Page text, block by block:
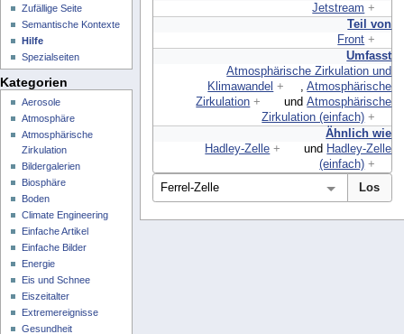
Jetstream +
Teil von
Front +
Umfasst
Atmosphärische Zirkulation und
Klimawandel + ,Atmosphärische
Zirkulation + undAtmosphärische
Zirkulation (einfach) +
Ähnlich wie
Hadley-Zelle + und Hadley-Zelle
(einfach) +
Zufällige Seite
Semantische Kontexte
Hilfe
Spezialseiten
Kategorien
Aerosole
Atmosphäre
Atmosphärische
Zirkulation
Bildergalerien
Biosphäre
Boden
Climate Engineering
Einfache Artikel
Einfache Bilder
Energie
Eis und Schnee
Eiszeitalter
Extremereignisse
Gesundheit